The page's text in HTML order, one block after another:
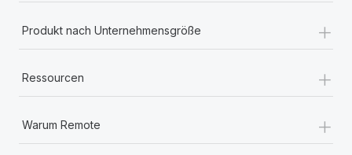
Produkt nach Unternehmensgröße +
Ressourcen +
Warum Remote +